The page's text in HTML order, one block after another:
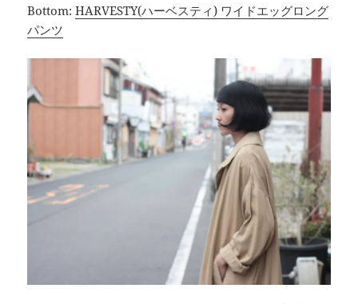
Bottom:HARVESTY(ハーベスティ) ワイドエッグロング
パンツ